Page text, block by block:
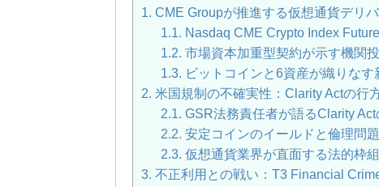
1. CME Groupが推進する仮想通貨デリ
1.1. Nasdaq CME Crypto Index
1.2. 市場資本加重型契約が示す機関
1.3. ビットコインと6資産が織りなす
2. 米国規制の不確実性：Clarity Actの行
2.1. GSR法務責任者が語るClarity
2.2. 安定コインのイールドと倫理問
2.3. 仮想通貨業界が直面する法的枠
3. 不正利用との戦い：T3 Financial